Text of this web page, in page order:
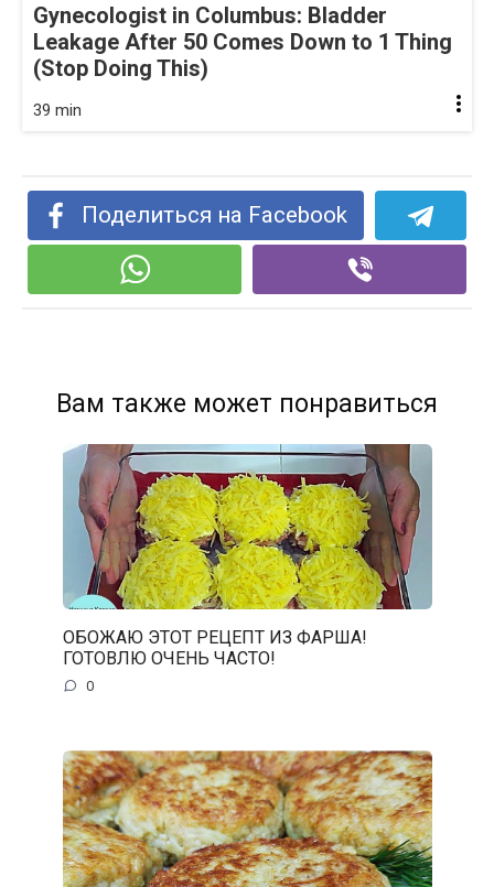
Gynecologist in Columbus: Bladder
Leakage After 50 Comes Down to 1 Thing
(Stop Doing This)
39 min
Поделиться на Facebook
Вам также может понравиться
ОБОЖАЮ ЭТОТ РЕЦЕПТ ИЗ ФАРША!
ГОТОВЛЮ ОЧЕНЬ ЧАСТО!
0